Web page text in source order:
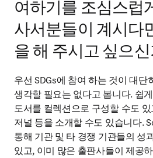
여하기를 조심스럽
사서분들이 계시다
을 해 주시고 싶으
우선 SDGs에 참여 하는 것이 대단
생각할 필요는 없다고 봅니다. 쉽
도서를 컬렉션으로 구성할 수도
저널 등을 소개할 수도 있습니다.
통해 기관 및 타 경쟁 기관들의 성
있고, 이미 많은 출판사들이 제공